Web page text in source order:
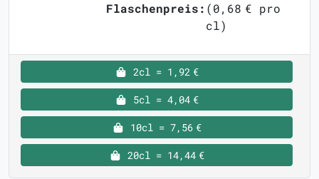
Flaschenpreis: (0,68 € pro
cl)
2cl = 1,92 €
5cl = 4,04 €
10cl = 7,56 €
20cl = 14,44 €